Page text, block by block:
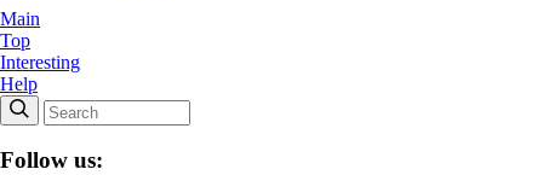
Main
Top
Interesting
Help
Follow us: